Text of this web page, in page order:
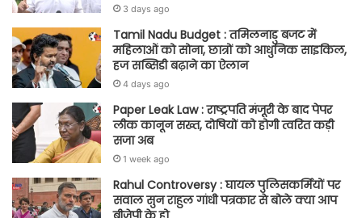
3 days ago
Tamil Nadu Budget : तमिलनाडु बजट में
महिलाओं को सोना, छात्रों को आधुनिक साइकिल,
हज सब्सिडी बढ़ाने का ऐलान
4 days ago
Paper Leak Law : राष्ट्रपति मंजूरी के बाद पेपर
लीक कानून सख्त, दोषियों को होगी त्वरित कड़ी
सजा अब
1 week ago
Rahul Controversy : घायल पुलिसकर्मियों पर
सवाल सुन राहुल गांधी पत्रकार से बोले क्या आप